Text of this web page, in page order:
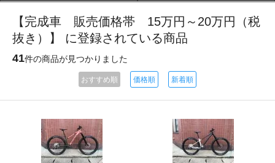
【完成車 販売価格帯 15万円～20万円（税
抜き）】 に登録されている商品
41件の商品が見つかりました
おすすめ順 価格順 新着順